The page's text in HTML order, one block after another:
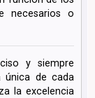
necesarios o
y siempre
única de cada
la excelencia